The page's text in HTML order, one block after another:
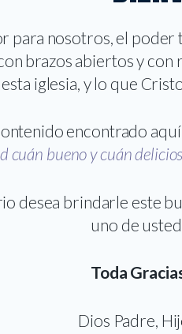
para nosotros, el
brazos abiertos y
iglesia, y lo que
encontrado
cuán buenoy cuán
desea brindarle este
uno de
Toda
Dios Padre,